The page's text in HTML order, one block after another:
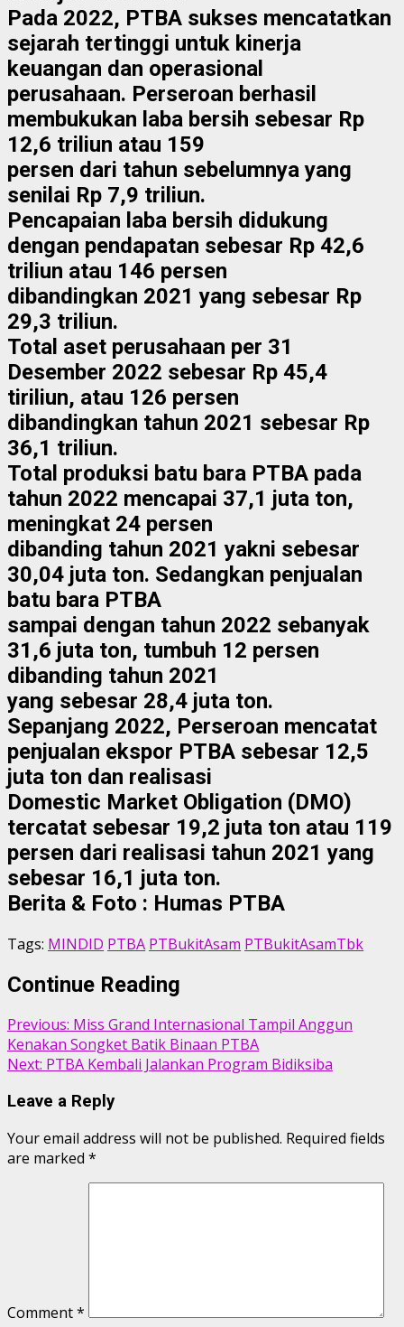
Pada 2022, PTBA sukses mencatatkan
sejarah tertinggi untuk kinerja
keuangan dan operasional
perusahaan. Perseroan berhasil
membukukan laba bersih sebesar Rp
12,6 triliun atau 159
persen dari tahun sebelumnya yang
senilai Rp 7,9 triliun.
Pencapaian laba bersih didukung
dengan pendapatan sebesar Rp 42,6
triliun atau 146 persen
dibandingkan 2021 yang sebesar Rp
29,3 triliun.
Total aset perusahaan per 31
Desember 2022 sebesar Rp 45,4
tiriliun, atau 126 persen
dibandingkan tahun 2021 sebesar Rp
36,1 triliun.
Total produksi batu bara PTBA pada
tahun 2022 mencapai 37,1 juta ton,
meningkat 24 persen
dibanding tahun 2021 yakni sebesar
30,04 juta ton. Sedangkan penjualan
batu bara PTBA
sampai dengan tahun 2022 sebanyak
31,6 juta ton, tumbuh 12 persen
dibanding tahun 2021
yang sebesar 28,4 juta ton.
Sepanjang 2022, Perseroan mencatat
penjualan ekspor PTBA sebesar 12,5
juta ton dan realisasi
Domestic Market Obligation (DMO)
tercatat sebesar 19,2 juta ton atau 119
persen dari realisasi tahun 2021 yang
sebesar 16,1 juta ton.
Berita & Foto : Humas PTBA
Tags: MINDID PTBA PTBukitAsam PTBukitAsamTbk
Continue Reading
Previous: Miss Grand Internasional Tampil Anggun
Kenakan Songket Batik Binaan PTBA
Next: PTBA Kembali Jalankan Program Bidiksiba
Leave a Reply
Your email address will not be published. Required fields
are marked *
Comment*